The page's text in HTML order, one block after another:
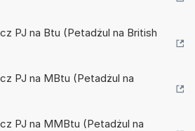
PJ na Btu (Petadżul na British
PJ na MBtu (Petadżul na
PJ na MMBtu (Petadżul na